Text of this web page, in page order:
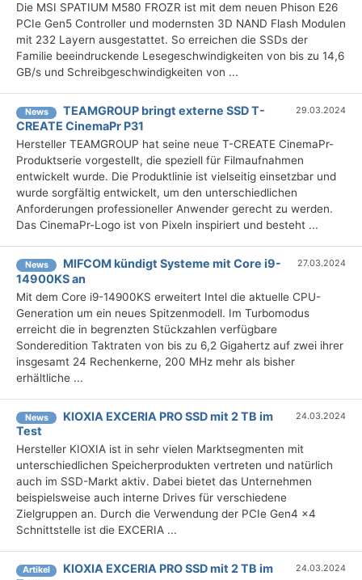
Die MSI SPATIUM M580 FROZR ist mit dem neuen Phison E26
PCIe Gen5 Controller und modernsten 3D NAND Flash Modulen
mit 232 Layern ausgestattet. So erreichen die SSDs der
Familie beeindruckende Lesegeschwindigkeiten von bis zu 14,6
GB/s und Schreibgeschwindigkeiten von ...
News
TEAMGROUP bringt externe SSD T-
CREATE CinemaPr P31
29.03.2024
Hersteller TEAMGROUP hat seine neue T-CREATE CinemaPr-
Produktserie vorgestellt, die speziell für Filmaufnahmen
entwickelt wurde. Die Produktlinie ist vielseitig einsetzbar und
wurde sorgfältig entwickelt, um den unterschiedlichen
Anforderungen professioneller Anwender gerecht zu werden.
Das CinemaPr-Logo ist von Pixeln inspiriert und besteht ...
News
MIFCOM kündigt Systeme mit Core i9-
14900KS an
27.03.2024
Mit dem Core i9-14900KS erweitert Intel die aktuelle CPU-
Generation um ein neues Spitzenmodell. Im Turbomodus
erreicht die in begrenzten Stückzahlen verfügbare
Sonderedition Taktraten von bis zu 6,2 Gigahertz auf zwei ihrer
insgesamt 24 Rechenkerne, 200 MHz mehr als bisher
erhältliche ...
News
KIOXIA EXCERIA PRO SSD mit 2 TB im
Test
24.03.2024
Hersteller KIOXIA ist in sehr vielen Marktsegmenten mit
unterschiedlichen Speicherprodukten vertreten und natürlich
auch im SSD-Markt aktiv. Dabei bietet das Unternehmen
beispielsweise auch interne Drives für verschiedene
Zielgruppen an. Durch die Verwendung der PCIe Gen4 x4
Schnittstelle ist die EXCERIA ...
Artikel
KIOXIA EXCERIA PRO SSD mit 2 TB im
24.03.2024